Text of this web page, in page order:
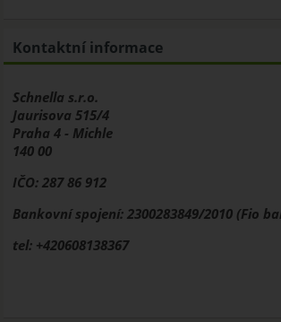
Kontaktní informace
Schnella s.r.o.
Jaurisova 515/4
Praha 4 - Michle
140 00
IČO: 287 86 912
Bankovní spojení: 2300283849/2010 (Fio
tel: +420608138367